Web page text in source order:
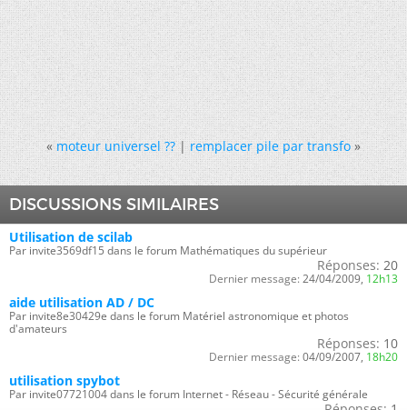
« moteur universel ??|remplacer pile par transfo »
DISCUSSIONS SIMILAIRES
Utilisation de scilab
Par invite3569df15 dans le forum Mathématiques du supérieur
Réponses: 20
Dernier message: 24/04/2009, 12h13
aide utilisation AD / DC
Par invite8e30429e dans le forum Matériel astronomique et photos
d'amateurs
Réponses: 10
Dernier message: 04/09/2007, 18h20
utilisation spybot
Par invite07721004 dans le forum Internet - Réseau - Sécurité générale